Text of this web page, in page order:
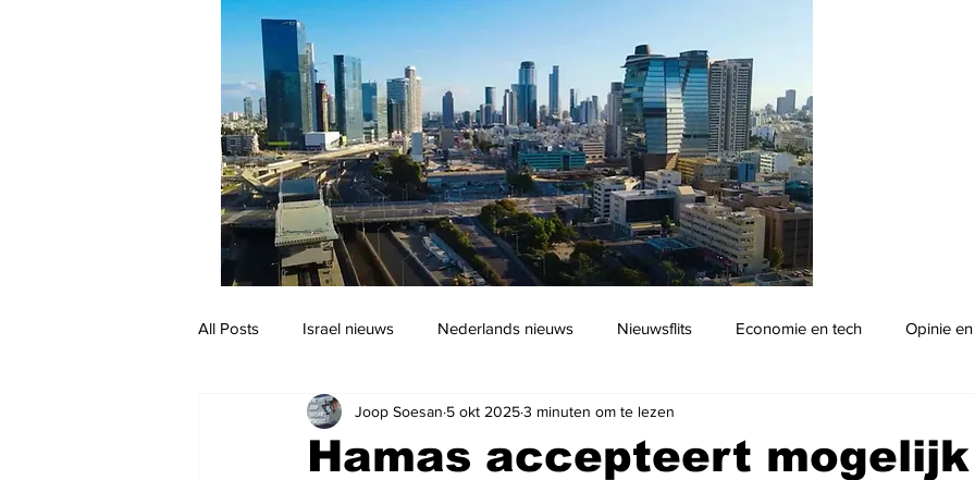
All Posts Israel nieuws Nederlands nieuws Nieuwsflits Economie en tech Opinie
Jodendom en cultuur Podcast
Hamas accepteert mogelijk
Joop Soesan 5 okt 20253 minuten om te lezen